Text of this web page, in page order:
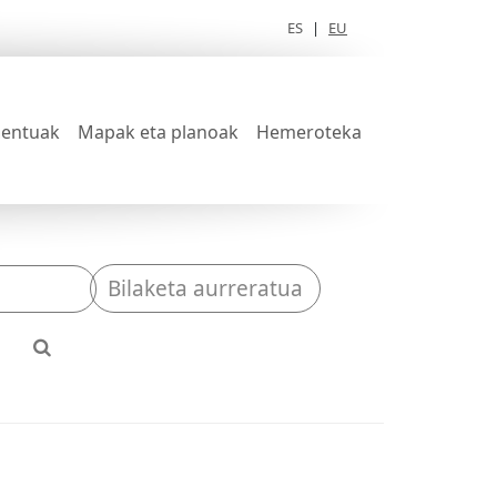
ES | EU
Mapak eta planoak Hemeroteka
Bilaketa aurreratua